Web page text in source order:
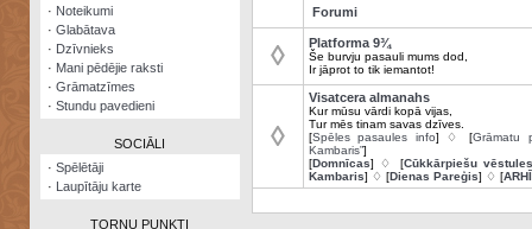
Visatcera
almanahs
Arhīvs
· Noteikumi
· Glabātava
· Dzīvnieks
· Mani pēdējie raksti
· Grāmatzīmes
· Stundu pavedieni
SOCIĀLI
· Spēlētāji
· Laupītāju karte
TORŅU PUNKTI
Forumi
◊ Platforma 9¾
Še burvju pasauli mums dod,
Ir jāprot to tik iemantot!
◊
Visatcera almanahs
Kur mūsu vārdi kopā vijas,
Tur mēs tinam savas dzīves.
[Spēles pasaules info] ♢ [Grāmatu
Kambaris”]
[Domnīcas] ♢ [Cūkkārpiešu vēstules
Kambaris] ♢ [Dienas Pareģis] ♢ [